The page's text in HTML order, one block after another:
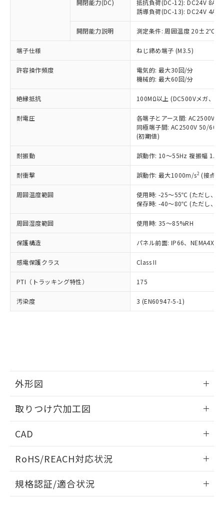
開閉能力(DC)
抵抗負荷(DC-12): DC24V 8A/
誘導負荷(DC-13): DC24V 4A/
開閉能力説明 測定条件: 周囲温度 20±2℃、
端子仕様 ねじ締め端子 (M3.5)
許容操作頻度
電気的: 最大30回/分
機械的: 最大60回/分
絶縁抵抗 100MΩ以上 (DC500Vメガ、点
耐電圧
各端子とアース間: AC2500V
同極端子間: AC2500V 50/
(初期値)
耐振動 誤動作: 10～55Hz 複振幅
耐衝撃 誤動作: 最大1000m/s2 (接点
周囲温度範囲
使用時: -25～55℃ (ただし、氷
保存時: -40～80℃ (ただし、氷
周囲湿度範囲 使用時: 35～85%RH
保護構造 パネル前面: IP66、NEMA4X,
感電保護クラス Class II
PTI（トラッキング特性） 175
汚染度 3 (EN60947-5-1)
外形図
取りつけ穴加工図
CAD
ドすることができます。
ログイン/会員登録
RoHS/REACH対応状況
EU RoHS 注意事項・凡例
規格認証/適合状況
ことをご了承ください。
在庫状況および標準価格照会結果は、
記載している更新日時点での社内デー
タに基づき作成されるものであり、閲
覧された時点での実際の在庫および標
準価格とは異なる場合があることをご
正式な納期状況および標準価格はお客
様のお取引先、またはお客様担当のオ
ムロン制御機器販売店・当社販売員に
オムロン制御機器販売店や当社販売拠
販売ネットワーク
」をご確認
在庫状況および標準価格結果を当社の
事前の承諾なく第三者に漏洩または開
示しないようお願いします。
マイパーツ機能（部品リスト作成サー
ビス）をご利用いただくには、I-Web
メンバーズにご登録されている必要が
お客様が当ウェブサイト上で当社にご
登録された部品リストについて、当社
および当社の共同利用者が、当社の製
品・サービスに関するお客様との取
引・商談に必要な範囲で利用すること
をご了承ください。
※当社の共同利用者とは、"個人情報
の「1.共同利
用者の範囲」に記載されている法人を
むを得ず変更することがあります。
*EU RoHS指令（10物質）：
鉛(Pb) 1000ppm以下、 水銀(Hg) 1000ppm以下、 カド
ミウム(Cd) 100ppm以下、
六価クロム(Cr(Ⅵ)) 1000ppm以下、ポリ臭化ビフェニル
類(PBB) 1000ppm以下、ポリ臭化ジフェニルエーテル類
(PBDE) 1000ppm以下、フタル酸ビス(2-エチルヘキシ
ル) (DEHP)(別名：DOP) 1000ppm以下、フタル酸ブチ
(DIBP) 1000ppm以下
但し、RoHS指令で産業用監視および制御機器に対する
フタル酸エステル類の４物質については閾値を超える意
図的な使用がないことを確認しています。
部品在庫の切り替え状況などにより、予定
月が前後することがあります。
※3 非含有証明書ダウンロード
下記の非含有証明書をダウンロードするこ
とができます。
EU RoHS指令（10物質）の非含有証明書
51物質の非含有証明書（当社基準）
※本証明書は発行日時点で非含有を証明す
欄に対応日を記載しておりました。
既に当社にて対応品への在庫切替を完了
り、2022年1月12日より割愛しておりま
す。
「－」：未確認です。当社販売部門へお問
*中国RoHS10物質の基準値 (GB/T26572)：
Pb(鉛) :1000ppm、 Hg(水銀) : 1000ppm、 Cd(カドミウ
ニル類) : 1000ppm、 PBDEs(ポリ臭化ジフェニルエーテ
DBP(フタル酸ジブチル) : 1000ppm、 DIBP(フタル酸ジ
イソブチル) : 1000ppm、 BBP(フタル酸ブチルベンジ
ル) : 1000ppm、
DEHP(フタル酸ビス(2-エチルヘキシル)) : 1000ppm
「ｅ」：有害物質（10物質）のすべてが基
準値以下であることを示します。
「10」：通常の使用状況下において有害物
質が外部に漏えいし、環境に深刻な影響を
及ぼさない年数を意味します。
「－」：未確認です。当社販売部門へお問
い合わせください。
当社は、これら貴社製品のうち、外国
為替および外国貿易法に定める商品
（以下｢規制貨物等」という）を輸出
または国外への提供する場合は、日本
国政府の輸出許可(または役務取引許
可)を取得するなどの必要な手続きを
当社は規制貨物を破棄する場合は、完
全に破砕するなど、違法に輸出されな
いよう必要な手段を講じます。
当社は貴社製品を、核兵器、ミサイ
ル、化学兵器、生物兵器またはその他
武器並びにこれらの製造装置等に一切
当社は、貴社製品を第三者に販売する
場合は、上記1、2および3の内容を当
該第三者に通知します。また当社は、
販売先および販売に係わる関係者が違
法に輸出するおそれがある場合は、取
り引きをいたしません。
○ 一定数以上の在庫あり
一定数には満たないが在庫あり
在庫なし(最新の在庫状況につ
いては、お客様のお取引先、ま
たはお客様担当のオムロン制御
機器販売店・当社販売員にご確
白
受注生産機種、また在庫状況の
情報を公開していない機種